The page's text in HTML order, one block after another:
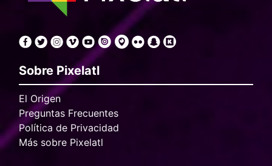
Sobre Pixelatl
El Origen
Preguntas Frecuentes
Política de Privacidad
Más sobre Pixelatl